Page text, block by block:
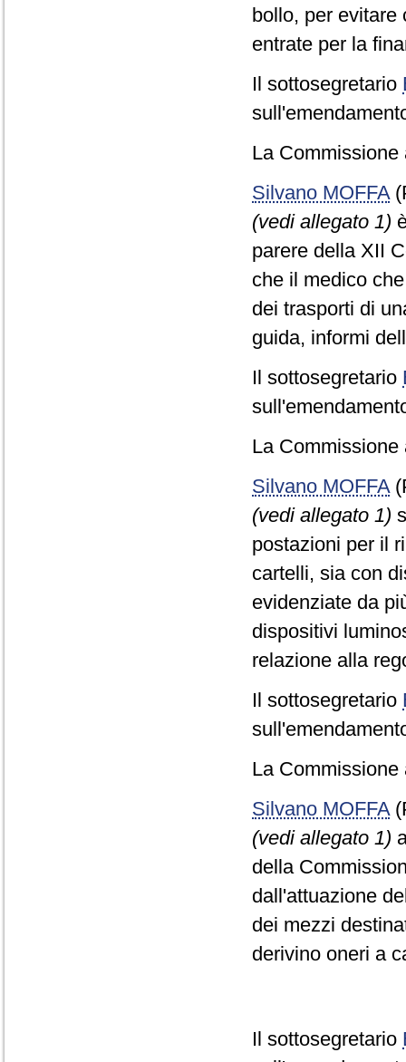
bollo, per evitare
entrate per la
Il sottosegretario
La Commissione
Silvano MOFFA
(vedi allegato 1)
parere della XII
che il medico
dei trasporti di
guida, informi
Il sottosegretario
La Commissione
Silvano MOFFA
(vedi allegato 1)
postazioni per il
cartelli, sia con
evidenziate da
dispositivi
relazione alla
Il sottosegretario
La Commissione
Silvano MOFFA
(vedi allegato 1)
della
dall'attuazione
dei mezzi
derivino oneri a
Il sottosegretario